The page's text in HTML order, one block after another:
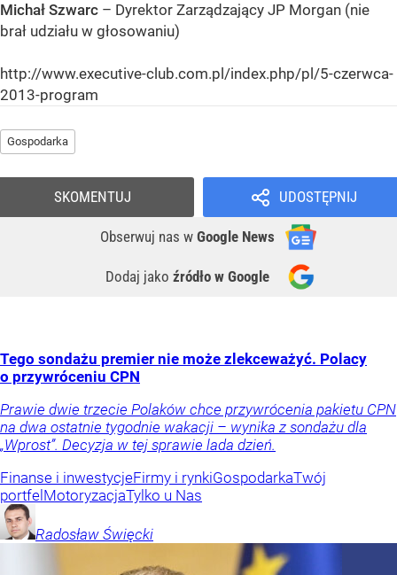
Michał Szwarc – Dyrektor Zarządzający JP Morgan (nie
brał udziału w głosowaniu)
http://www.executive-club.com.pl/index.php/pl/5-czerwca-
2013-program
Gospodarka
UDOSTĘPNIJ
Obserwuj nas w Google News
Dodaj jako źródło w Google
SKOMENTUJ
Tego sondażu premier nie może zlekceważyć. Polacy
o przywróceniu CPN
Prawie dwie trzecie Polaków chce przywrócenia pakietu CPN
na dwa ostatnie tygodnie wakacji – wynika z sondażu dla
„Wprost”. Decyzja w tej sprawie lada dzień.
Finanse i inwestycjeFirmy i rynkiGospodarkaTwój
portfel MotoryzacjaTylko u Nas
Radosław Święcki